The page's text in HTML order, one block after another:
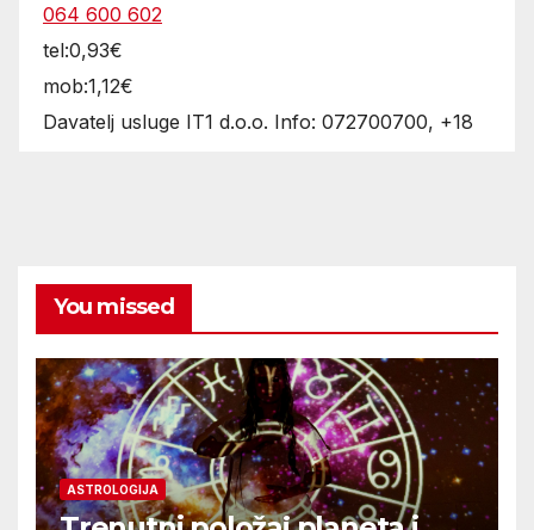
064 600 602
tel:0,93€
mob:1,12€
Davatelj usluge IT1 d.o.o. Info: 072700700, +18
You missed
ASTROLOGIJA